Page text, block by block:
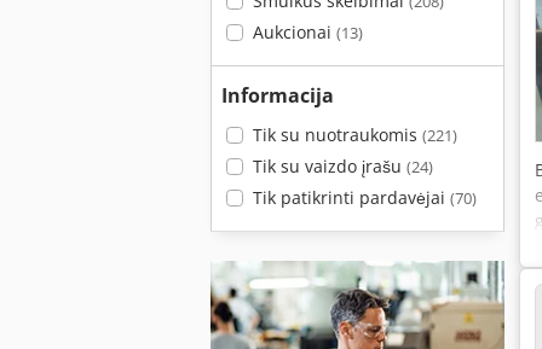
Aukcionai (13)
Informacija
Tik su nuotraukomis (221)
Tik su vaizdo įrašu (24)
Tik patikrinti pardavėjai (70)